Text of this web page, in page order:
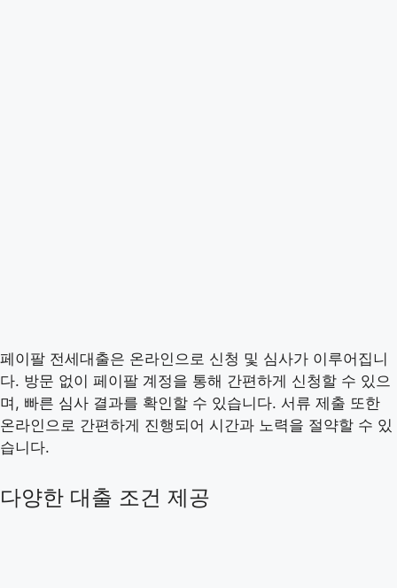
페이팔 전세대출은 온라인으로 신청 및 심사가 이루어집니
다. 방문 없이 페이팔 계정을 통해 간편하게 신청할 수 있으
며, 빠른 심사 결과를 확인할 수 있습니다. 서류 제출 또한
온라인으로 간편하게 진행되어 시간과 노력을 절약할 수 있
습니다.
다양한 대출 조건 제공